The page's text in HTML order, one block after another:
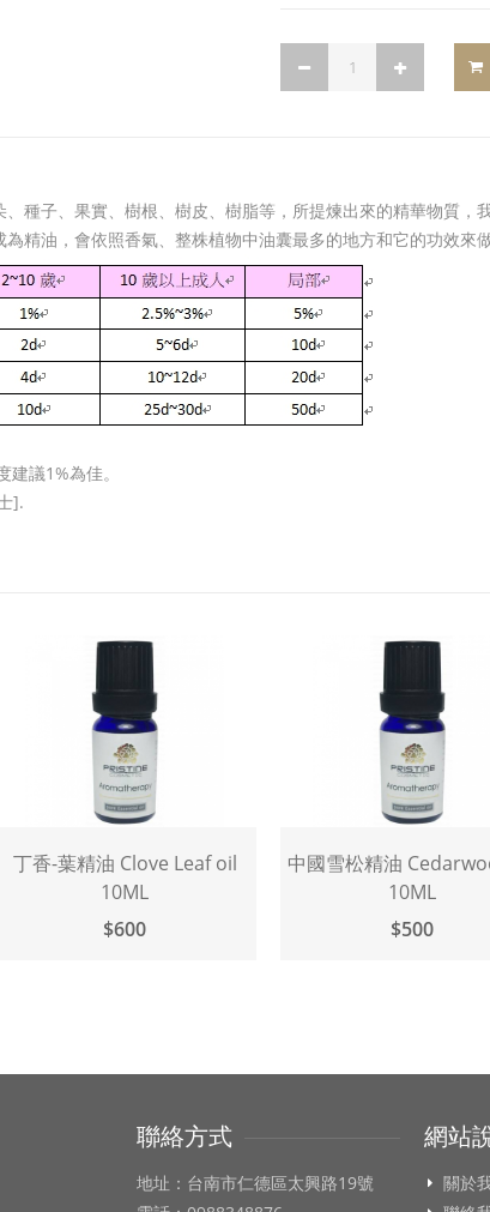
種子、果實、樹根、樹皮、樹脂等，所提煉出來的精華物質，我
精油，會依照香氣、整株植物中油囊最多的地方和它的功效來
議1%為佳。
].
丁香-葉精油 Clove Leaf oil
10ML
$600
中國雪松精油
10ML
$500
聯絡方式
地址：台南市仁德區太興路19號
網站
關於